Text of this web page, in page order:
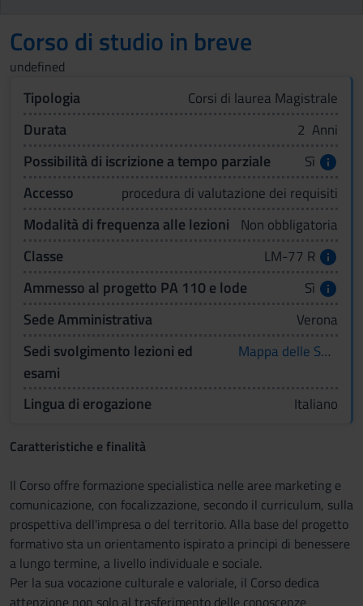
Corso di studio in breve
undefined
Tipologia Corsi di laurea Magistrale
Durata 2 Anni
Possibilità di iscrizione a tempo parziale Sì
Accesso procedura di valutazione dei requisiti
Modalità di frequenza alle lezioni Non obbligatoria
Classe LM-77 R
Ammesso al progetto PA 110 e lode Sì
Sede Amministrativa Verona
Sedi svolgimento lezioni ed
esami
Mappa delle Sedi
Lingua di erogazione Italiano
Caratteristiche e finalità
Il Corso offre formazione specialistica nelle aree marketing e
comunicazione, con focalizzazione, secondo il curriculum, sulla
prospettiva dell'impresa o del territorio. Alla base del progetto
formativo sta un orientamento ispirato a principi di benessere
a lungo termine, a livello individuale e sociale.
Per la sua vocazione culturale e valoriale, il Corso dedica
attenzione non solo al trasferimento delle conoscenze